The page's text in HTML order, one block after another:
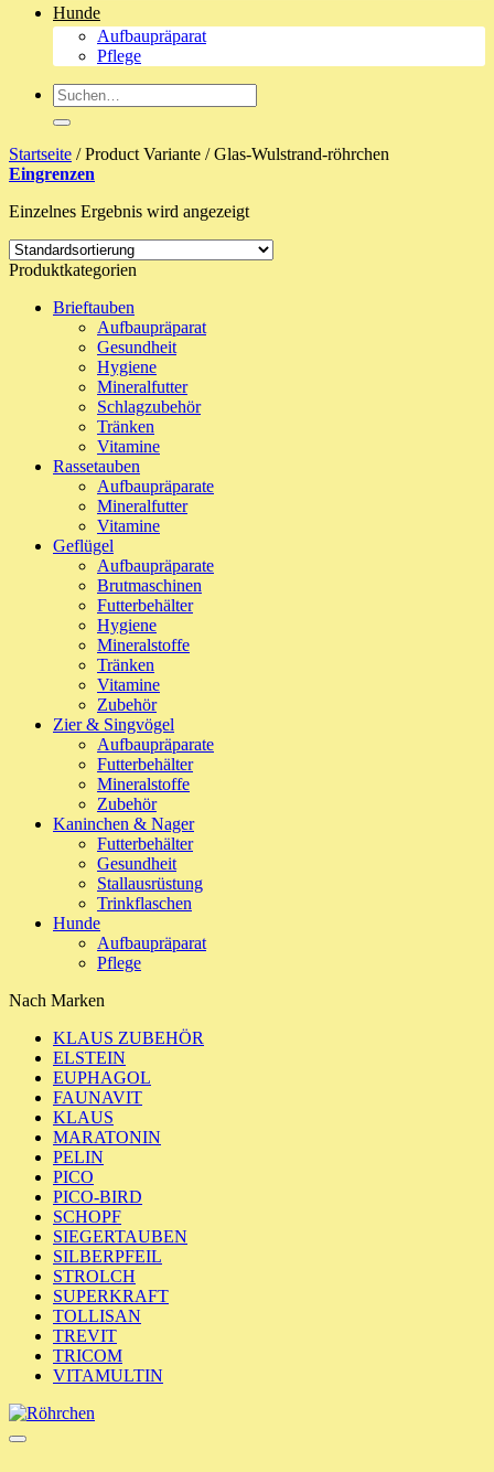
Hunde
Aufbaupräparat
Pflege
Suche
nach:
Startseite /Product Variante /Glas-Wulstrand-röhrchen
Eingrenzen
Einzelnes Ergebnis wird angezeigt
Produktkategorien
Brieftauben
Aufbaupräparat
Gesundheit
Hygiene
Mineralfutter
Schlagzubehör
Tränken
Vitamine
Rassetauben
Aufbaupräparate
Mineralfutter
Vitamine
Geflügel
Aufbaupräparate
Brutmaschinen
Futterbehälter
Hygiene
Mineralstoffe
Tränken
Vitamine
Zubehör
Zier & Singvögel
Aufbaupräparate
Futterbehälter
Mineralstoffe
Zubehör
Kaninchen & Nager
Futterbehälter
Gesundheit
Stallausrüstung
Trinkflaschen
Hunde
Aufbaupräparat
Pflege
Nach Marken
KLAUS ZUBEHÖR
ELSTEIN
EUPHAGOL
FAUNAVIT
KLAUS
MARATONIN
PELIN
PICO
PICO-BIRD
SCHOPF
SIEGERTAUBEN
SILBERPFEIL
STROLCH
SUPERKRAFT
TOLLISAN
TREVIT
TRICOM
VITAMULTIN